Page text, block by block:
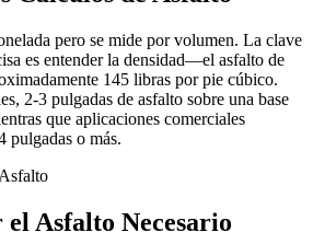
pero se mide por volumen. La clave
es entender la densidad—el asfalto de
145 libras por pie cúbico.
2-3 pulgadas de asfalto sobre una base
que aplicaciones comerciales
pulgadas o más.
Asfalto Necesario